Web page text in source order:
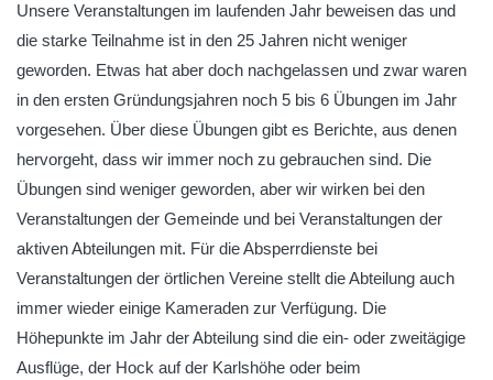
Unsere Veranstaltungen im laufenden Jahr beweisen das und
die starke Teilnahme ist in den 25 Jahren nicht weniger
geworden. Etwas hat aber doch nachgelassen und zwar waren
in den ersten Gründungsjahren noch 5 bis 6 Übungen im Jahr
vorgesehen. Über diese Übungen gibt es Berichte, aus denen
hervorgeht, dass wir immer noch zu gebrauchen sind. Die
Übungen sind weniger geworden, aber wir wirken bei den
Veranstaltungen der Gemeinde und bei Veranstaltungen der
aktiven Abteilungen mit. Für die Absperrdienste bei
Veranstaltungen der örtlichen Vereine stellt die Abteilung auch
immer wieder einige Kameraden zur Verfügung. Die
Höhepunkte im Jahr der Abteilung sind die ein- oder zweitägige
Ausflüge, der Hock auf der Karlshöhe oder beim